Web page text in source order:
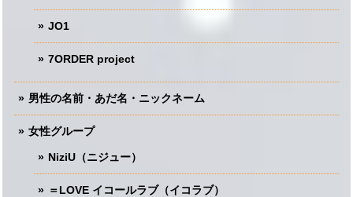
JO1
7ORDER project
男性の名前・あだ名・ニックネーム
女性グループ
NiziU（ニジュー）
＝LOVE イコールラブ（イコラブ）